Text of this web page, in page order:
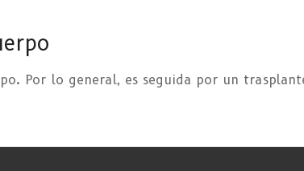
Por lo general, es seguida por un